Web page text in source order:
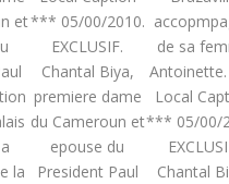
et
la
*** 05/00/2010.
EXCLUSIF.
Chantal Biya,
premiere dame
du Cameroun et
epouse du
President Paul
de sa
Local
*** 05/00/
Chantal